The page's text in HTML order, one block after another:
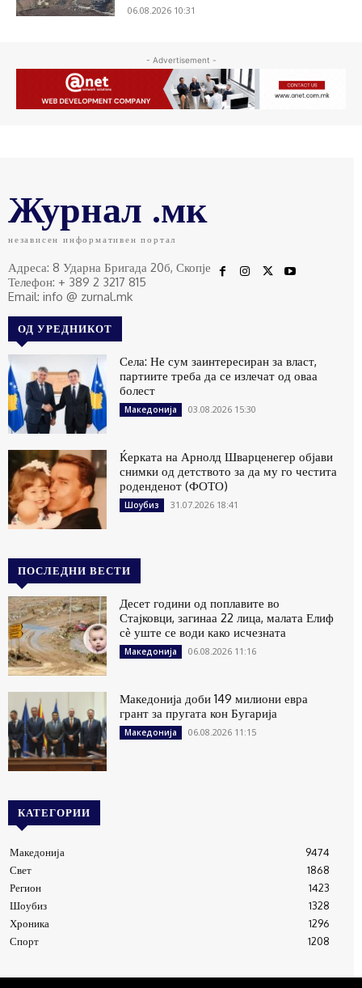
06.08.2026 10:31
- Advertisement -
Журнал .мк
независен информативен портал
Адреса: 8 Ударна Бригада 20б, Скопје
Телефон: + 389 2 3217 815
Email: info @ zurnal.mk
ОД УРЕДНИКОТ
Села: Не сум заинтересиран за власт,
партиите треба да се излечат од оваа
болест
Македонија 03.08.2026 15:30
Ќерката на Арнолд Шварценегер објави
снимки од детството за да му го честита
роденденот (ФОТО)
Шоубиз 31.07.2026 18:41
ПОСЛЕДНИ ВЕСТИ
Десет години од поплавите во
Стајковци, загинаа 22 лица, малата Елиф
сѐ уште се води како исчезната
Македонија 06.08.2026 11:16
Македонија доби 149 милиони евра
грант за пругата кон Бугарија
Македонија 06.08.2026 11:15
КАТЕГОРИИ
Македонија
9474
Свет
1868
Регион
1423
Шоубиз
1328
Хроника
1296
Спорт
1208